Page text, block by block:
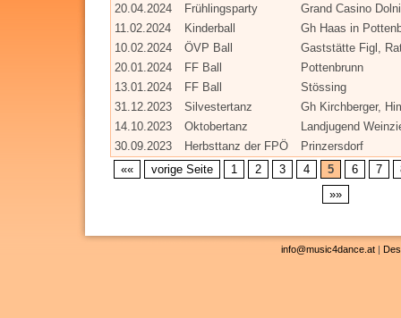
20.04.2024
Frühlingsparty
Grand Casino
11.02.2024
Kinderball
Gh Haas in
10.02.2024
ÖVP Ball
Gaststätte Figl,
20.01.2024
FF Ball
Pottenbrunn
13.01.2024
FF Ball
Stössing
31.12.2023
Silvestertanz
Gh Kirchberger,
14.10.2023
Oktobertanz
Landjugend
30.09.2023
Herbsttanz der FPÖ
Prinzersdorf
««
vorige Seite 1 2 3 4 5 6 7
»»
info@music4dance.at|